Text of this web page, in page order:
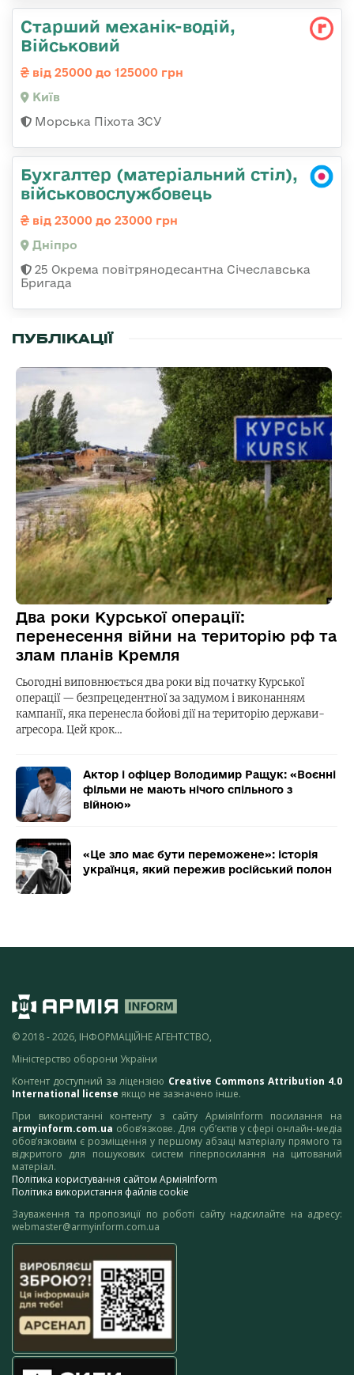
Старший механік-водій,
Військовий
від 25000 до 125000 грн
Київ
Морська Піхота ЗСУ
Бухгалтер (матеріальний стіл),
військовослужбовець
від 23000 до 23000 грн
Дніпро
25 Окрема повітрянодесантна Січеславська
Бригада
ПУБЛІКАЦІЇ
Два роки Курської операції:
перенесення війни на територію рф та
злам планів Кремля
Сьогодні виповнюється два роки від початку Курської
операції — безпрецедентної за задумом і виконанням
кампанії, яка перенесла бойові дії на територію держави-
агресора. Цей крок…
Актор і офіцер Володимир Ращук: «Воєнні
фільми не мають нічого спільного з
війною»
«Це зло має бути переможене»: історія
українця, який пережив російський полон
© 2018 - 2026, ІНФОРМАЦІЙНЕ АГЕНТСТВО,
Міністерство оборони України
Контент доступний за ліцензією Creative Commons Attribution 4.0
International license якщо не зазначено інше.
При використанні контенту з сайту АрміяInform посилання на
armyinform.com.ua обов’язкове. Для суб’єктів у сфері онлайн-медіа
обов’язковим є розміщення у першому абзаці матеріалу прямого та
відкритого для пошукових систем гіперпосилання на цитований
матеріал.
Політика користування сайтом АрміяInform
Політика використання файлів cookie
Зауваження та пропозиції по роботі сайту надсилайте на адресу:
webmaster@armyinform.com.ua